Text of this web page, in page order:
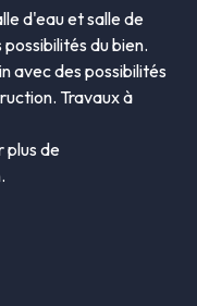
d'eau et salle de
du bien.
avec des possibilités
Travaux à
plus de